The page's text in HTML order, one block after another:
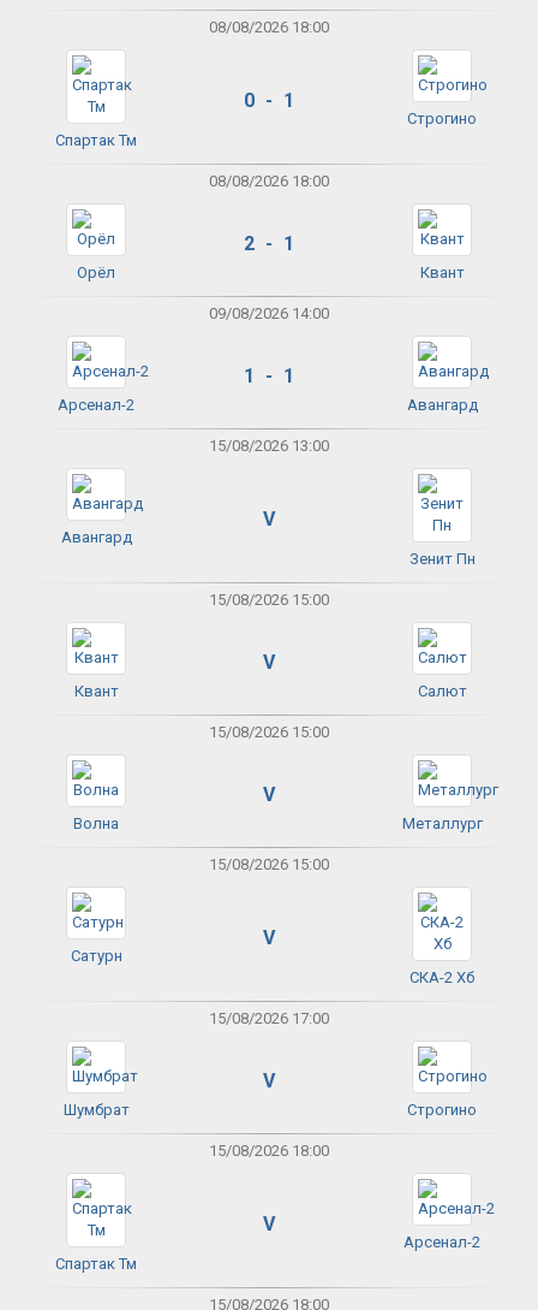
08/08/2026 18:00
Спартак Тм
0 - 1
Строгино
08/08/2026 18:00
Орёл
2 - 1
Квант
09/08/2026 14:00
Арсенал-2
1 - 1
Авангард
15/08/2026 13:00
Авангард
V
Зенит Пн
15/08/2026 15:00
Квант
V
Салют
15/08/2026 15:00
Волна
V
Металлург
15/08/2026 15:00
Сатурн
V
СКА-2 Хб
15/08/2026 17:00
Шумбрат
V
Строгино
15/08/2026 18:00
Спартак Тм
V
Арсенал-2
15/08/2026 18:00